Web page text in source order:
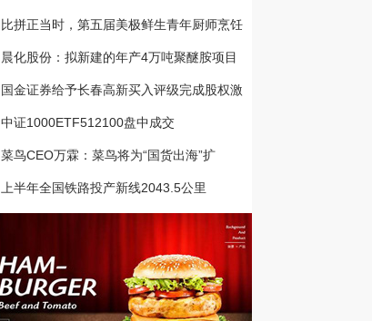
比拼正当时，第五届美极鲜生青年厨师烹饪
晨化股份：拟新建的年产4万吨聚醚胺项目
国金证券给予长春高新买入评级完成股权激
中证1000ETF512100盘中成交
菜鸟CEO万霖：菜鸟将为“国货出海”扩
上半年全国铁路投产新线2043.5公里